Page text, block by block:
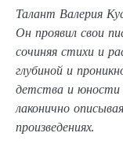
Талант Валерия
Он проявил свои
сочиняя стихи и
глубиной и
детства и юности
лаконично
произведениях.